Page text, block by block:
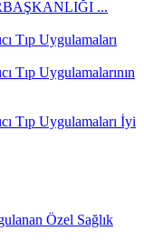
...
Tıp Uygulamaları
Tıp Uygulamalarının
Tıp Uygulamaları İyi
Özel Sağlık